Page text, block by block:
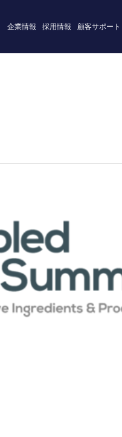
ターンキー・ソリューション
メキシコ
企業情報 採用情報 顧客サポート